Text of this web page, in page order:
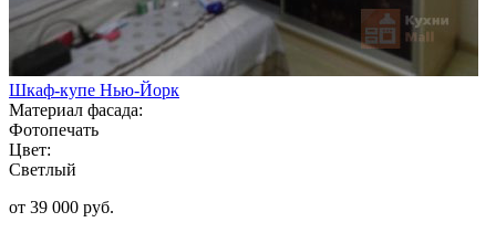
Шкаф-купе Нью-Йорк
Материал фасада:
Фотопечать
Цвет:
Светлый
от 39 000 руб.